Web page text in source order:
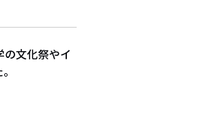
文化祭やイ